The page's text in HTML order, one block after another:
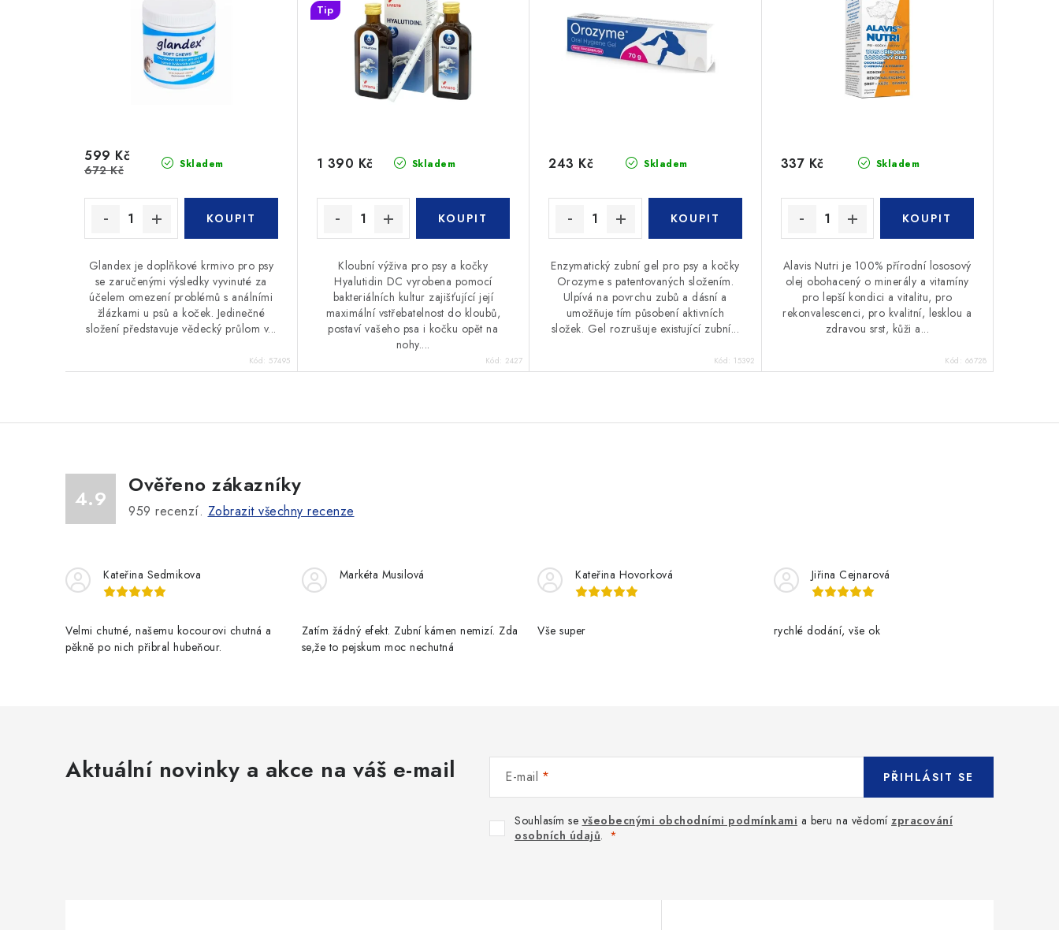
Skladem
599 Kč
672 Kč
Glandex je doplňkové krmivo pro psy
se zaručenými výsledky vyvinuté za
účelem omezení problémů s análními
žlázkami u psů a koček. Jedinečné
složení představuje vědecký průlom v...
Kód: 57495
Tip
Skladem
1 390 Kč
Kloubní výživa pro psy a kočky
Hyalutidin DC vyrobena pomocí
bakteriálních kultur zajišťující její
maximální vstřebatelnost do kloubů,
postaví vašeho psa i kočku opět na
nohy....
Kód: 2427
Skladem
243 Kč
Enzymatický zubní gel pro psy a kočky
Orozyme s patentovaných složením.
Ulpívá na povrchu zubů a dásní a
umožňuje tím působení aktivních
složek. Gel rozrušuje existující zubní...
Kód: 15392
Skladem
337 Kč
Alavis Nutri je 100% přírodní lososový
olej obohacený o minerály a vitamíny
pro lepší kondici a vitalitu, pro
rekonvalescenci, pro kvalitní, lesklou a
zdravou srst, kůži a...
Kód: 66728
4.9
Ověřeno zákazníky
959 recenzí. Zobrazit všechny recenze
Kateřina Sedmikova
Velmi chutné, našemu kocourovi chutná a
pěkně po nich přibral hubeňour.
Markéta Musilová
Zatím žádný efekt. Zubní kámen nemizí. Zda
se,že to pejskum moc nechutná
Kateřina Hovorková
Vše super
Jiřina Cejnarová
rychlé dodání, vše ok
Aktuální novinky a akce na váš e-mail E-mail
Souhlasím se všeobecnými obchodními podmínkami a beru na vědomí zpracování
osobních údajů.
PŘIHLÁSIT SE